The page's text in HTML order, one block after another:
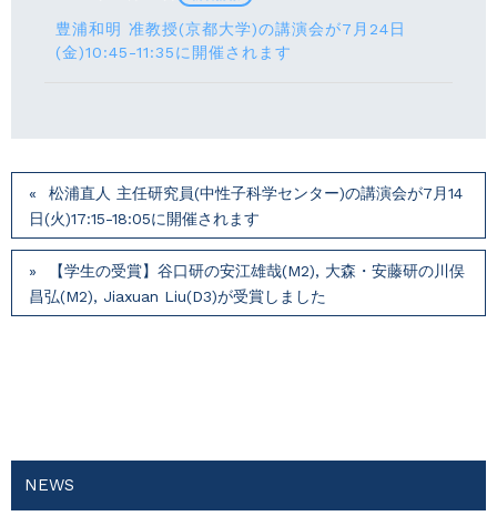
豊浦和明 准教授(京都大学)の講演会が7月24⽇
(⾦)10:45-11:35に開催されます
松浦直人 主任研究員(中性子科学センター)の講演会が7月14
⽇(火)17:15-18:05に開催されます
【学生の受賞】谷口研の安江雄哉(M2), 大森・安藤研の川俣
昌弘(M2), Jiaxuan Liu(D3)が受賞しました
NEWS